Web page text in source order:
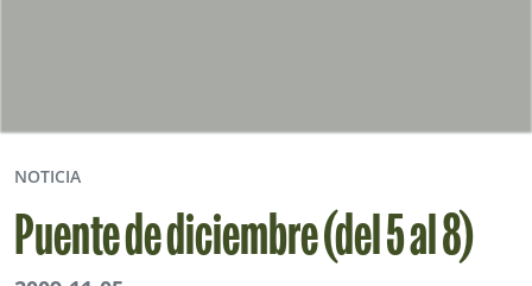
NOTICIA
Puente de diciembre (del 5 al 8)